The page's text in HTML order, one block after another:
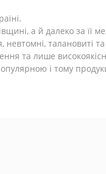
а й далеко за її
талановиті
та лише
і тому